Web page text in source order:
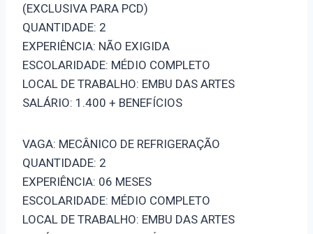
(EXCLUSIVA PARA PCD)
QUANTIDADE: 2
EXPERIÊNCIA: NÃO EXIGIDA
ESCOLARIDADE: MÉDIO COMPLETO
LOCAL DE TRABALHO: EMBU DAS ARTES
SALÁRIO: 1.400 + BENEFÍCIOS
VAGA: MECÂNICO DE REFRIGERAÇÃO
QUANTIDADE: 2
EXPERIÊNCIA: 06 MESES
ESCOLARIDADE: MÉDIO COMPLETO
LOCAL DE TRABALHO: EMBU DAS ARTES